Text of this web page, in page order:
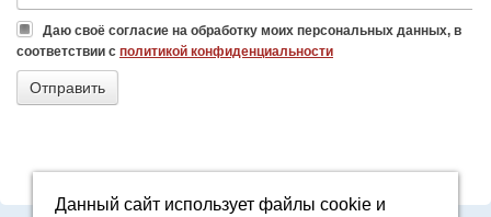
Даю своё согласие на обработку моих персональных данных, в
соответствии с политикой конфиденциальности
Данный сайт использует файлы cookie и